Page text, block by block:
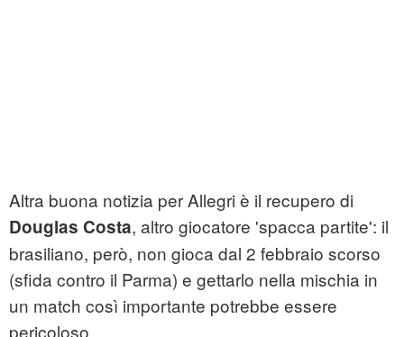
Altra buona notizia per Allegri è il recupero di
Douglas Costa, altro giocatore 'spacca partite': il
brasiliano, però, non gioca dal 2 febbraio scorso
(sfida contro il Parma) e gettarlo nella mischia in
un match così importante potrebbe essere
pericoloso.